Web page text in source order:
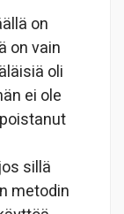
on
on vain
oli
ei ole
sillä
metodin